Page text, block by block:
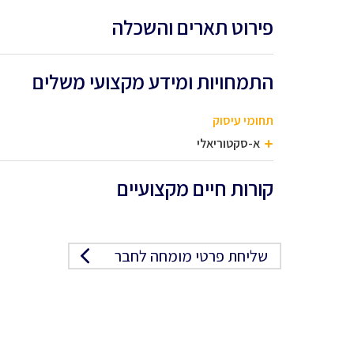
פירוט תארים והשכלה
התמחויות ומידע מקצועי משלים
תחומי עיסוק
א-סקטוריאלי
קורות חיים מקצועיים
שליחת פרטי מומחה לחבר